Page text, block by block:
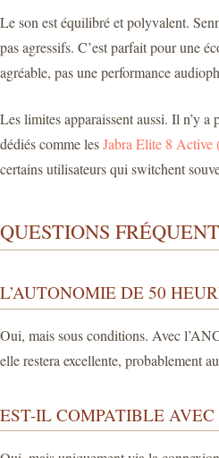
Le son est équilibré et polyvalent.
pas agressifs. C’est parfait pour une
agréable, pas une performance
Les limites apparaissent aussi. Il n’y
dédiés comme lesJabra Elite 8 Active
certains utilisateurs qui switchent
QUESTIONS
L’AUTONOMIE DE 50
Oui, mais sous conditions. Avec
elle restera excellente, probablement
EST-IL COMPATIBLE